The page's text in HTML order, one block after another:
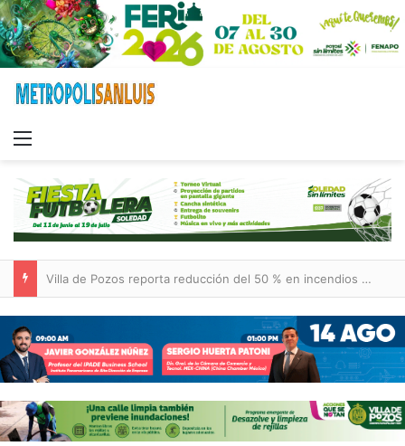
Villa de Pozos reporta reducción del 50 % en incendios forestales y de pastizales